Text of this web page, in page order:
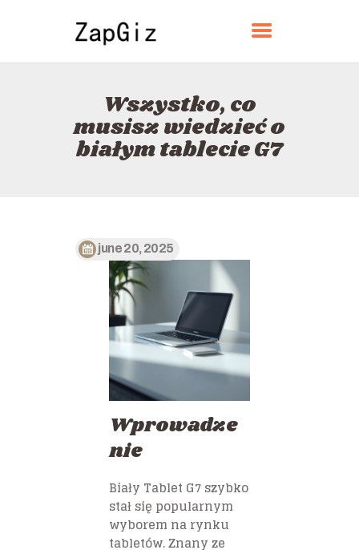
Wszystko, co
musisz wiedzieć o
białym tablecie G7
ZAPGIZ
O
KONTAKT
june 20, 2025
Wprowadze
nie
Biały Tablet G7 szybko
stał się popularnym
wyborem na rynku
tabletów. Znany ze